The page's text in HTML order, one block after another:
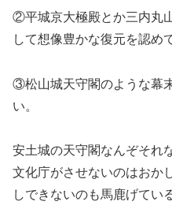
②平城京大極殿とか三内丸
して想像豊かな復元を認め
③松山城天守閣のような幕
い。
安土城の天守閣なんぞそれ
文化庁がさせないのはおか
しできないのも馬鹿げてい